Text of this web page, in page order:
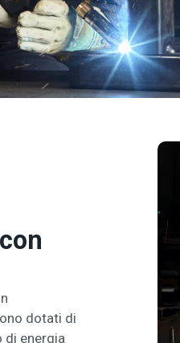
dotati di
di energia